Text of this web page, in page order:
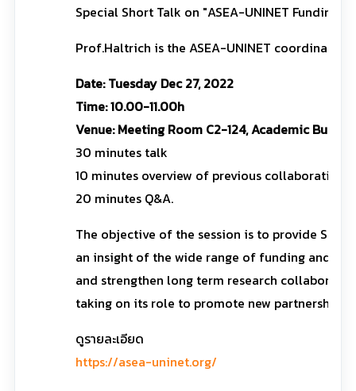
Special Short Talk on "ASEA-UNINET Funding
Prof.Haltrich is the ASEA-UNINET coordinator
Date: Tuesday Dec 27, 2022
Time: 10.00-11.00h
Venue: Meeting Room C2-124, Academic
30 minutes talk
10 minutes overview of previous collaborations
20 minutes Q&A.
The objective of the session is to provide SUT
an insight of the wide range of funding and
and strengthen long term research
taking on its role to promote new partnerships
ดูรายละเอียด
https://asea-uninet.org/